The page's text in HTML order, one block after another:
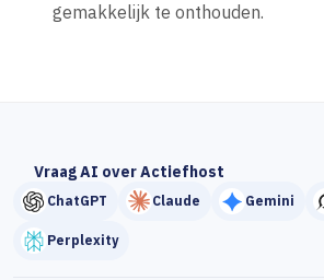
gemakkelijk te onthouden.
Vraag AI over Actiefhost
ChatGPT Claude Gemini
Perplexity